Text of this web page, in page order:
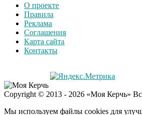
Плющенко отправляет
О проекте
Правила
Реклама
Соглашения
Карта сайта
Контакты
Copyright © 2013 - 2026 «Моя Керчь»
Мы используем файлы cookies для